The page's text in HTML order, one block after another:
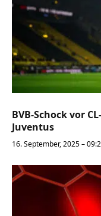
BVB-Schock vor
Juventus
16. September, 2025 –